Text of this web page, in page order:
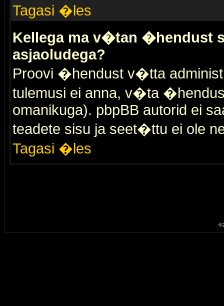
Tagasi �les
Kellega ma v�tan �hendust
asjaoludega?
Proovi �hendust v�tta
tulemusi ei anna, v�ta
omanikuga). pbpBB autorid ei
teadete sisu ja seet�ttu ei ole
Tagasi �les
©